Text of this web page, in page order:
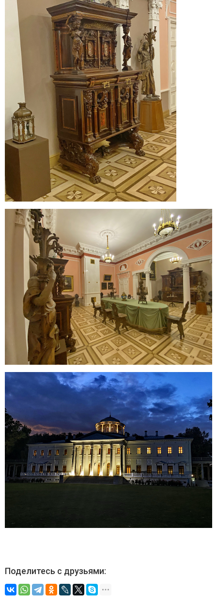
Поделитесь с друзьями: